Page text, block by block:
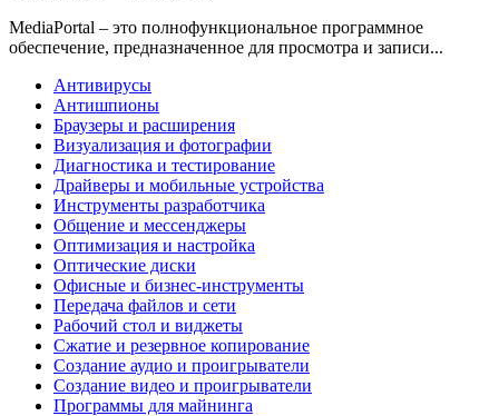
MediaPortal – это полнофункциональное программное
обеспечение, предназначенное для просмотра и записи...
Антивирусы
Антишпионы
Браузеры и расширения
Визуализация и фотографии
Диагностика и тестирование
Драйверы и мобильные устройства
Инструменты разработчика
Общение и мессенджеры
Оптимизация и настройка
Оптические диски
Офисные и бизнес-инструменты
Передача файлов и сети
Рабочий стол и виджеты
Сжатие и резервное копирование
Создание аудио и проигрыватели
Создание видео и проигрыватели
Программы для майнинга